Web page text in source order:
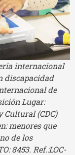
internacional
discapacidad
de
Lugar:
Cultural (CDC)
menores que
de los
8453. Ref.:LOC-